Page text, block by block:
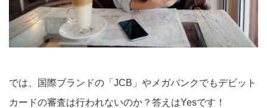
では、国際ブランドの「JCB」やメガバンクでもデビット
カードの審査は行われないのか？答えはYesです！